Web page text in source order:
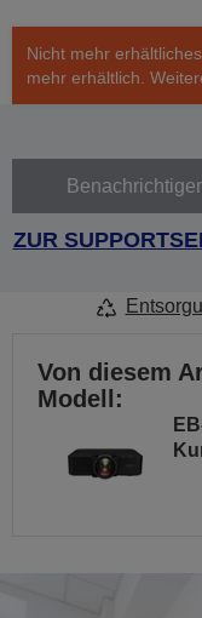
Nicht mehr
mehr erhältlich.
ZUR
Von diesem
Modell: